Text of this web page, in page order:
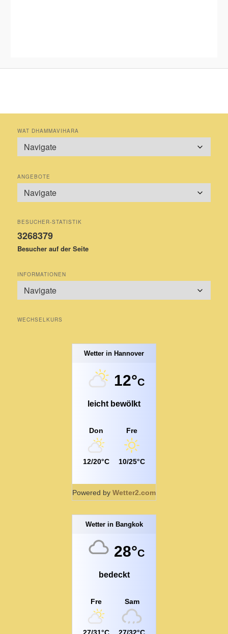
WAT DHAMMAVIHARA
ANGEBOTE
BESUCHER-STATISTIK
3268379
Besucher auf der Seite
INFORMATIONEN
WECHSELKURS
Wetter in Hannover
12°C
leicht bewölkt
Don
12/20°C
Fre
10/25°C
Powered by Wetter2.com
Wetter in Bangkok
28°C
bedeckt
Fre
27/31°C
Sam
27/32°C